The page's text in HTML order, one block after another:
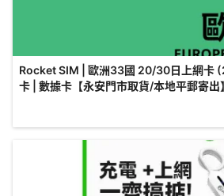
Rocket SIM | 歐洲33國 20/30日上網卡 (20/30GB) | 旅遊儲值
卡 | 數據卡【永安門市取貨/本地平郵寄出】